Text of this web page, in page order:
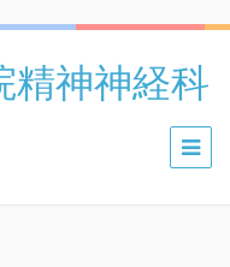
神神経科